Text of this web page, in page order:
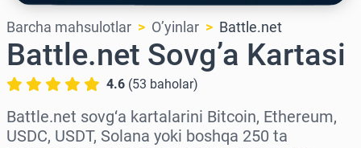
Barcha mahsulotlar O’yinlar Battle.net
Battle.net Sovg’a Kartasi
4.6 (53 baholar)
Battle.net sovg‘a kartalarini Bitcoin, Ethereum,
USDC, USDT, Solana yoki boshqa 250 ta